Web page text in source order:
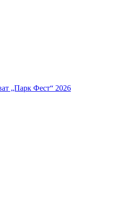
„Парк Фест“ 2026